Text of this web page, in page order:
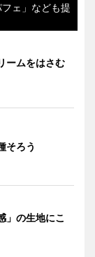
ェ」なども提
ームをはさむ
そろう
」の生地にこ